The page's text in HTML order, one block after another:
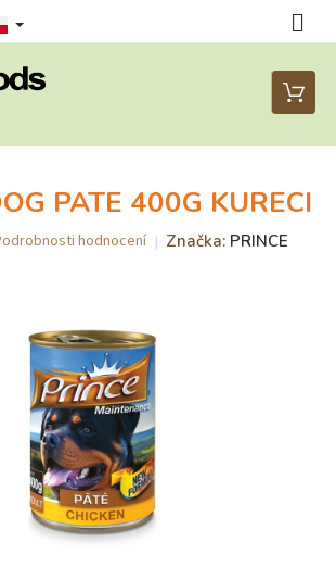
košík
PATE 400G KURECI
hodnocení Značka: PRINCE